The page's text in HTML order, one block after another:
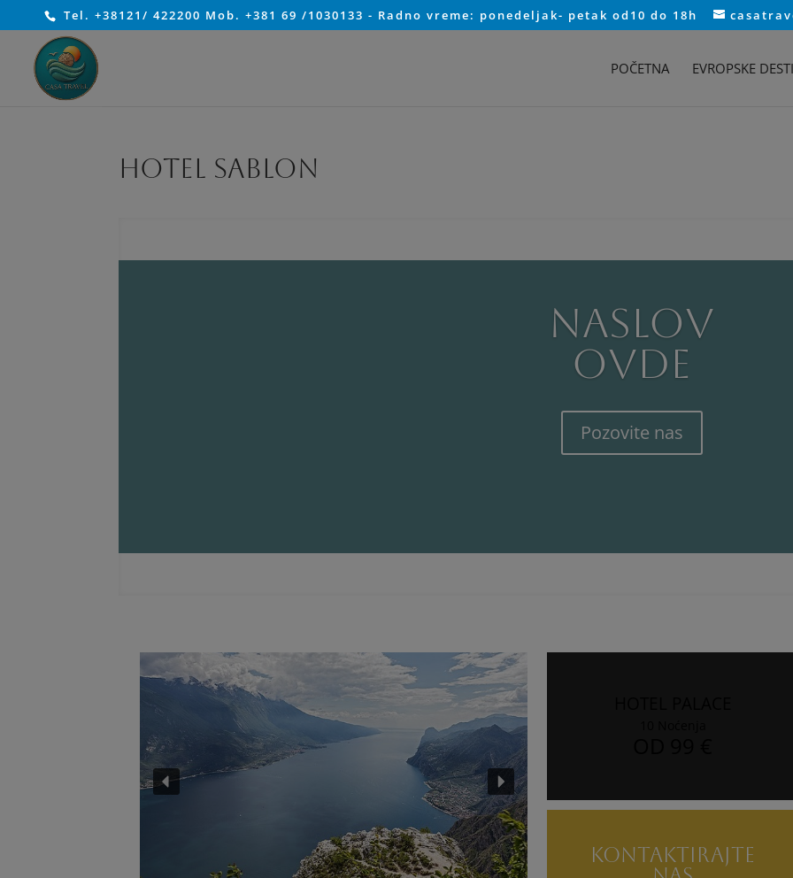
Tel. +38121/ 422200 Mob. +381 69 /1030133 - Radno vreme: ponedeljak- petak od10 do 18h
POČETNA EVROPSKE
Hotel Sablon
Naslov
ovde
Pozovite nas
KONTAKTIRAJTE